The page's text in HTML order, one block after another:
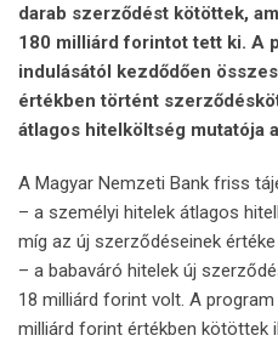
darab szerződést kötöttek,
180 milliárd forintot tett ki. A
indulásától kezdődően
értékben történt
átlagos hitelköltség mutatója
A Magyar Nemzeti Bank friss
– a személyi hitelek átlagos
míg az új szerződéseinek értéke
– a babaváró hitelek új
18 milliárd forint volt. A
milliárd forint értékben kötöttek